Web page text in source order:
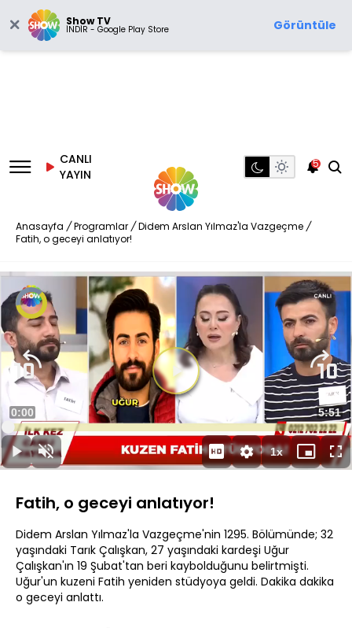
Show TV
İNDİR - Google Play Store Görüntüle
CANLI
YAYIN
5
Anasayfa / Programlar / Didem Arslan Yılmaz'la Vazgeçme /
Fatih, o geceyi anlatıyor!
Video
Oynatıcısı
yükleniyor.
Videoyu
Oynat
OynatSesi
Aç
Süre
0:00
Süre
5:51
Yüklendi:
1.69%
1xOynatma
Hızı
Mini
oynatıcı
Fatih, o geceyi anlatıyor!
Didem Arslan Yılmaz'la Vazgeçme'nin 1295. Bölümünde; 32
yaşındaki Tarık Çalışkan, 27 yaşındaki kardeşi Uğur
Çalışkan'ın 19 Şubat'tan beri kaybolduğunu belirtmişti.
Uğur'un kuzeni Fatih yeniden stüdyoya geldi. Dakika dakika
o geceyi anlattı.